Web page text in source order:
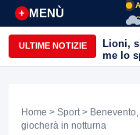
MENÙ
+
ULTIME NOTIZIE
Lioni,
me lo
Home > Sport >
giocherà in notturna